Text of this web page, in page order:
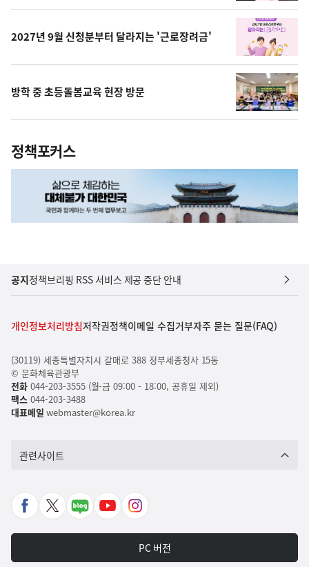
상
2027년 9월 신청분부터 달라지는 '근로장려금'
방학 중 초등돌봄교육 현장 방문
정책포커스
공지정책브리핑 RSS 서비스 제공 중단 안내
개인정보처리방침저작권정책이메일 수집거부자주 묻는 질문(FAQ)
(30119) 세종특별자치시 갈매로 388 정부세종청사 15동
© 문화체육관광부
전화044-203-3555 (월-금 09:00 - 18:00, 공휴일 제외)
팩스044-203-3488
대표메일 webmaster@korea.kr
관련사이트
페
북
X
가
네
포
유
바
인
타
그
PC 버전